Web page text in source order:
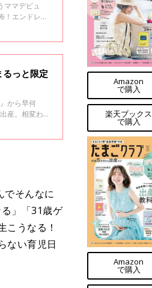
ママデビュ
エンドレス
るっと限定
から早何
産。相変わら
そんなに
」「31歳ゲ
こうなる！
ない育児日
Amazon
で購入
楽天ブックス
で購入
Amazon
で購入